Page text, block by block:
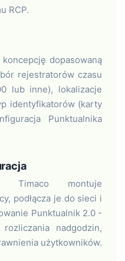
RCP.
dopasowaną
rejestratorów czasu
lub inne), lokalizacje
identyfikatorów (karty
Punktualnika
Timaco montuje
podłącza je do sieci i
Punktualnik 2.0 -
nadgodzin,
użytkowników.